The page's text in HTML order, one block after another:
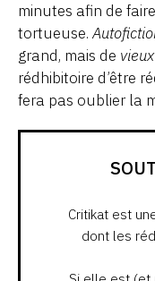
minutes afin de
tortueuse.
grand, mais de
rédhibitoire d’être
fera pas oublier la
Critikat est
dont les